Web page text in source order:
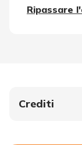
Ripassare
Crediti